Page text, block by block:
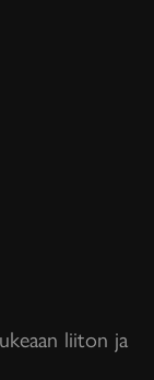
liiton ja